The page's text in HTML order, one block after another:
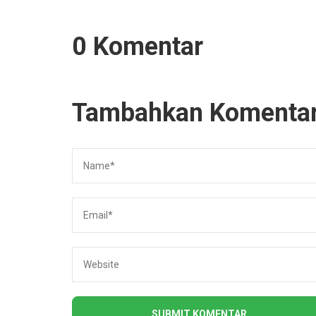
0 Komentar
Tambahkan